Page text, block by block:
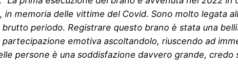
in memoria delle vittime del Covid. Sono molto legata
periodo. Registrare questo brano è stata una
emotiva ascoltandolo, riuscendo ad
persone è una soddisfazione davvero grande,